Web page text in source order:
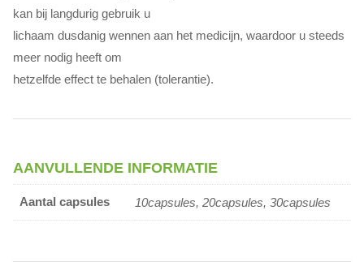
kan bij langdurig gebruik u
lichaam dusdanig wennen aan het medicijn, waardoor u steeds
meer nodig heeft om
hetzelfde effect te behalen (tolerantie).
AANVULLENDE INFORMATIE
Aantal capsules 10capsules, 20capsules, 30capsules